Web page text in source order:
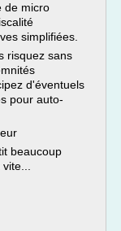
de micro
simplifiées.
risquez sans
d'éventuels
pour auto-
beaucoup